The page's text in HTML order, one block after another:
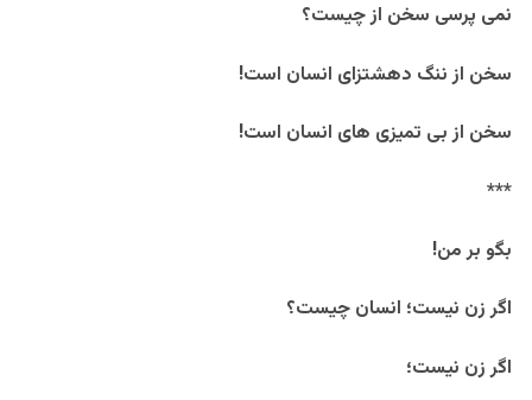
نمی پرسی سخن از چیست؟
سخن از ننگ دهشتزای انسان است!
سخن از بی تمیزی های انسان است!
***
بگو بر من!
اگر زن نیست؛ انسان چیست؟
اگر زن نیست؛